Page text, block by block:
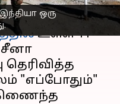
ஒரு
உள்ள 11
தெரிவித்த
"எப்போதும்"